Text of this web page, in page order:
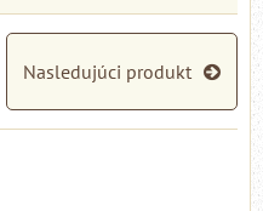
Nasledujúci produkt